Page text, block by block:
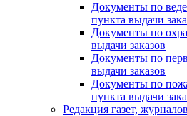
Документы по
пункта выдачи
Документы по
выдачи заказов
Документы по
выдачи заказов
Документы по
пункта выдачи
Редакция газет, журналов